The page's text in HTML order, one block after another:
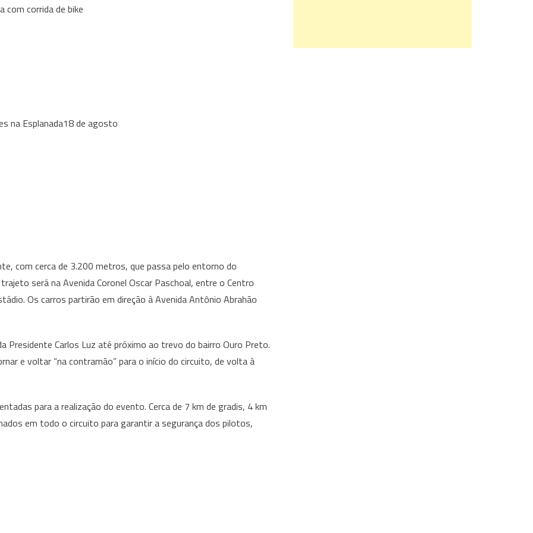
com corrida de bike
na Esplanada18 de agosto
com cerca de 3.200 metros, que passa pelo entorno do
será na Avenida Coronel Oscar Paschoal, entre o Centro
Os carros partirão em direção à Avenida Antônio Abrahão
Presidente Carlos Luz até próximo ao trevo do bairro Ouro Preto.
e voltar “na contramão” para o início do circuito, de volta à
para a realização do evento. Cerca de 7 km de gradis, 4 km
em todo o circuito para garantir a segurança dos pilotos,